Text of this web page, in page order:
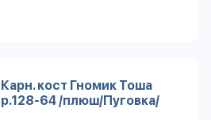
Карн. кост Гномик Тоша
р.128-64 /плюш/Пуговка/